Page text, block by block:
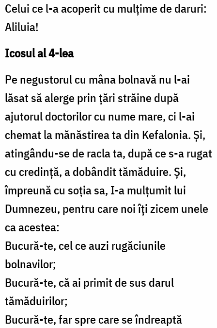
Celui ce l-a acoperit cu mulţime de daruri:
Aliluia!
Icosul al 4-lea
Pe negustorul cu mâna bolnavă nu l-ai
lăsat să alerge prin ţări străine după
ajutorul doctorilor cu nume mare, ci l-ai
chemat la mănăstirea ta din Kefalonia. Şi,
atingându-se de racla ta, după ce s-a rugat
cu credinţă, a dobândit tămăduire. Şi,
împreună cu soţia sa, I-a mulţumit lui
Dumnezeu, pentru care noi îţi zicem unele
ca acestea:
Bucură-te, cel ce auzi rugăciunile
bolnavilor;
Bucură-te, că ai primit de sus darul
tămăduirilor;
Bucură-te, far spre care se îndreaptă